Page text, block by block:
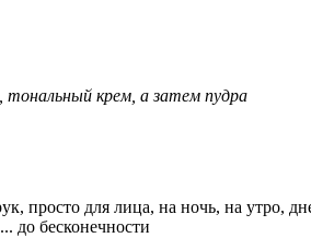
крем, а затем пудра
просто для лица, на ночь, на утро,
до бесконечности